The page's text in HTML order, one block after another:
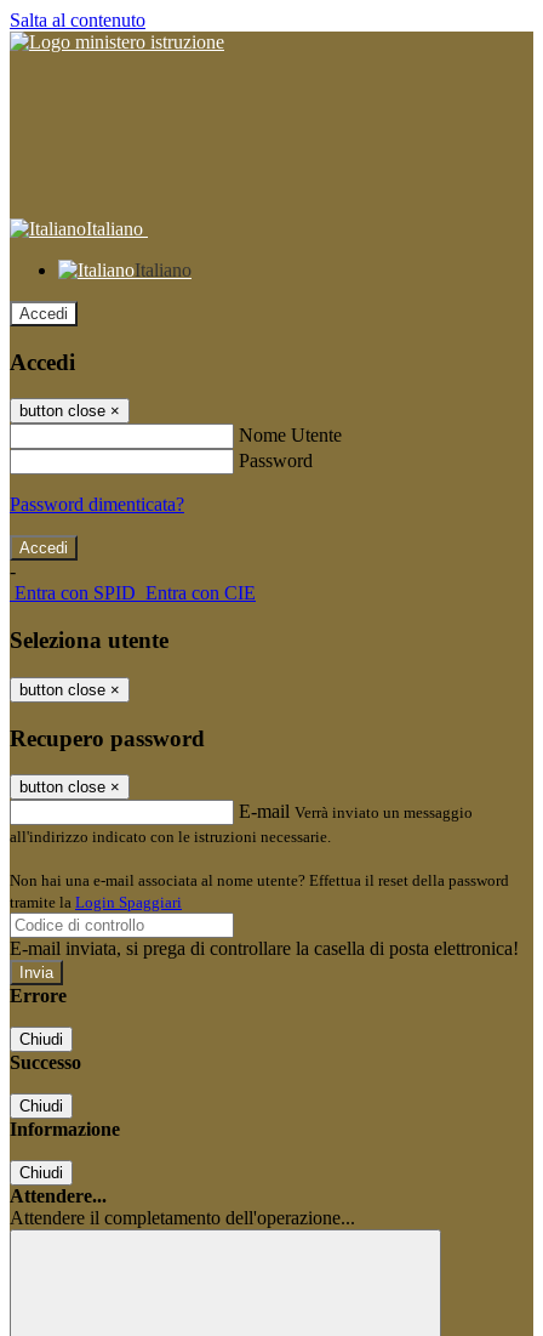
Salta al contenuto
Italiano
Italiano
Accedi
Accedi
button close ×
Nome Utente
Password
Password dimenticata?
-
Entra con SPID Entra con CIE
Seleziona utente
button close ×
Recupero password
button close ×
E-mail Verrà inviato un messaggio
all'indirizzo indicato con le istruzioni necessarie.
Non hai una e-mail associata al nome utente? Effettua il reset della password
tramite la Login Spaggiari
E-mail inviata, si prega di controllare la casella di posta elettronica!
Errore
Chiudi
Successo
Chiudi
Informazione
Chiudi
Attendere...
Attendere il completamento dell'operazione...